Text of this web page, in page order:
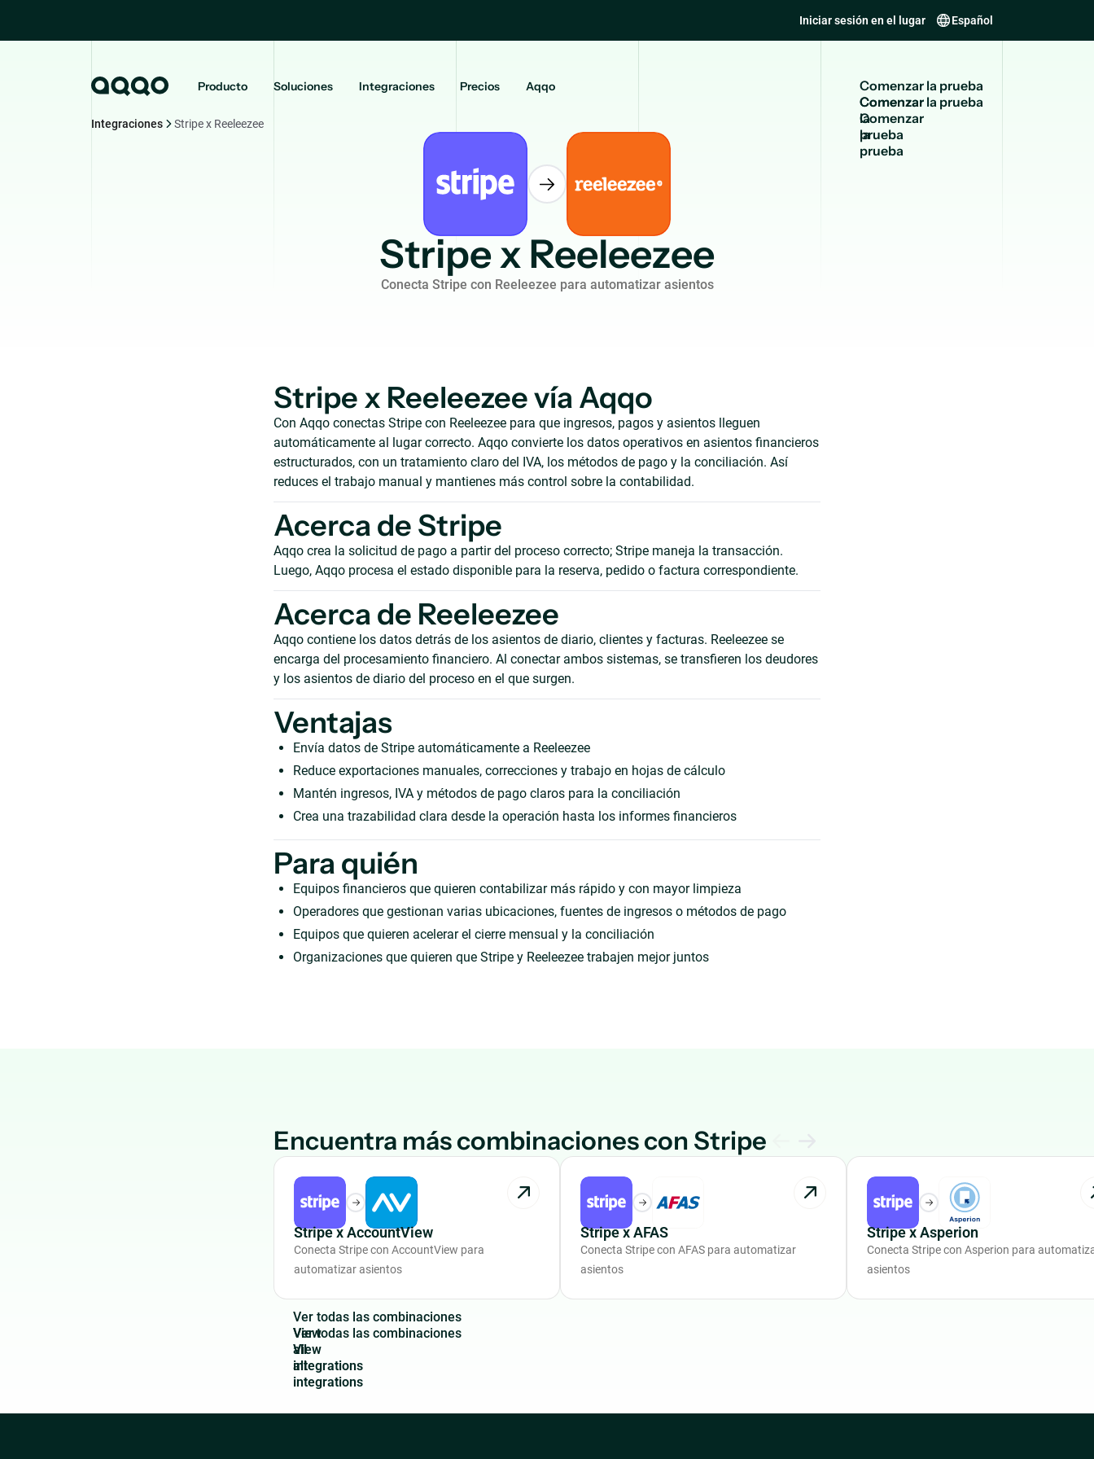
Iniciar sesión en el lugar Español
Producto Soluciones Integraciones Precios Aqqo Comenzarla prueba
Comenzar
la
prueba
Integraciones Stripe x Reeleezee
Stripe x Reeleezee
Conecta Stripe con Reeleezee para automatizar asientos
Stripe x Reeleezee vía Aqqo
Con Aqqo conectas Stripe con Reeleezee para que ingresos, pagos y asientos lleguen
automáticamente al lugar correcto. Aqqo convierte los datos operativos en asientos financieros
estructurados, con un tratamiento claro del IVA, los métodos de pago y la conciliación. Así
reduces el trabajo manual y mantienes más control sobre la contabilidad.
Acerca de Stripe
Aqqo crea la solicitud de pago a partir del proceso correcto; Stripe maneja la transacción.
Luego, Aqqo procesa el estado disponible para la reserva, pedido o factura correspondiente.
Acerca de Reeleezee
Aqqo contiene los datos detrás de los asientos de diario, clientes y facturas. Reeleezee se
encarga del procesamiento financiero. Al conectar ambos sistemas, se transfieren los deudores
y los asientos de diario del proceso en el que surgen.
Ventajas
Envía datos de Stripe automáticamente a Reeleezee
Reduce exportaciones manuales, correcciones y trabajo en hojas de cálculo
Mantén ingresos, IVA y métodos de pago claros para la conciliación
Crea una trazabilidad clara desde la operación hasta los informes financieros
Para quién
Equipos financieros que quieren contabilizar más rápido y con mayor limpieza
Operadores que gestionan varias ubicaciones, fuentes de ingresos o métodos de pago
Equipos que quieren acelerar el cierre mensual y la conciliación
Organizaciones que quieren que Stripe y Reeleezee trabajen mejor juntos
Encuentra más combinaciones con Stripe
Stripe x AccountView
Conecta Stripe con AccountView para
automatizar asientos
Stripe x AFAS
Conecta Stripe con AFAS para automatizar
asientos
Stripe x Asperion
Conecta Stripe con Asperion para
asientos
Ver todas las combinaciones
View
all
integrations